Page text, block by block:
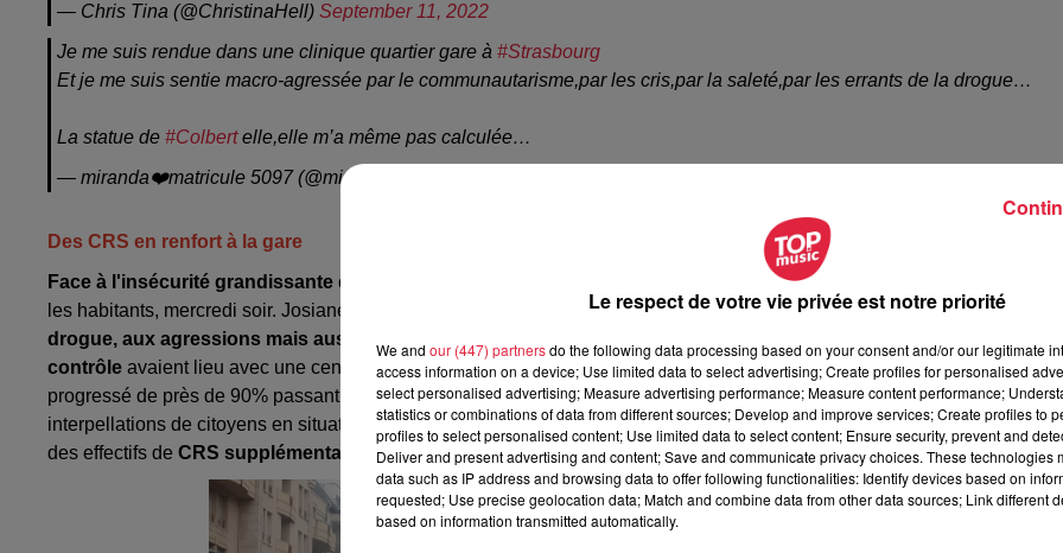
— Chris Tina (@ChristinaHell) September 11, 2022
Je me suis rendue dans une clinique quartier gare à #Strasbourg
Et je me suis sentie macro-agressée par le communautarisme,par les cris,par la saleté,par les errants de la drogue…
La statue de #Colbertelle,elle m’a même pas calculée…
— miranda❤️matricule 5097 (@mimimatic)
Des CRS en renfort à la gare
Face à l'insécurité grandissante dans le quartier gare
, la Prétète du Bas-Rhin a mené une réunion d'information avec
les habitants, mercredi soir. Josiane Chevalier a écouté les doléances des habitants face aux problèmes liéesau trafic
drogue, aux agressions mais aussi à la saleté
contrôle avaient lieu avec une centaine d'interpellations. Les procédures en matière de contrôle de stupéfiants ont
progressé de près de 90% passant de 70 en 2021 à 132 en 2022. Par ailleurs, la police aux frontières a procédé à plus
interpellations de citoyens en situation irrégulière à la gare. Pour rassurer les habitants, la Préfète du Bas-Rhin a
des effectifs de CRS supplémentaires qui seront déployés dans le quartier gare.
Le respect de votre vie privée est notre priorité
We and our (447) partnersdo the following data processing based on your consent and/or our legitimate
access information on a device; Use limited data to select advertising; Create profiles for personalised
select personalised advertising; Measure advertising performance; Measure content performance;
statistics or combinations of data from different sources; Develop and improve services; Create profiles to
profiles to select personalised content; Use limited data to select content; Ensure security, prevent and
Deliver and present advertising and content; Save and communicate privacy choices. These technologies
data such as IP address and browsing data to offer following functionalities: Identify devices based on
requested; Use precise geolocation data; Match and combine data from other data sources; Link different
based on information transmitted automatically.